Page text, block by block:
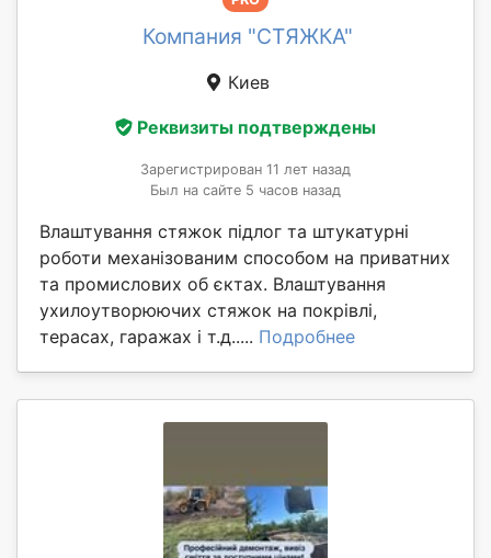
Компания "СТЯЖКА"
Киев
Реквизиты подтверждены
Зарегистрирован 11 лет назад
Был на сайте 5 часов назад
Влаштування стяжок підлог та штукатурні
роботи механізованим способом на приватних
та промислових об єктах. Влаштування
ухилоутворюючих стяжок на покрівлі,
терасах, гаражах і т.д..... Подробнее